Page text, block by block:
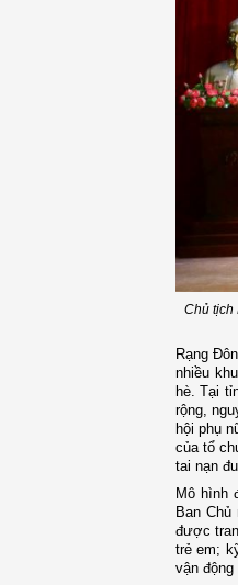
Chủ tịch
Rạng
nhiều
hè. Tại
rộng,
hội phụ
của tổ
tai nạn
Mô hình
Ban Chủ
được
trẻ em;
vận